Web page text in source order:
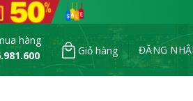
hàng
Giỏ hàng ĐĂNG